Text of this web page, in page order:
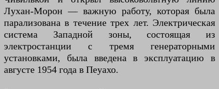
Лухан-Морон — важную работу, которая была
парализована в течение трех лет. Электрическая
система Западной зоны, состоящая из
электростанции с тремя генераторными
установками, была введена в эксплуатацию в
августе 1954 года в Пеуахо.